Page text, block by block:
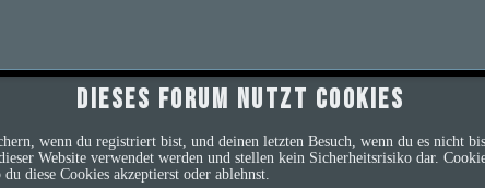
Dieses Forum nutzt Cookies
wenn du registriert bist, und deinen letzten Besuch, wenn du es nicht
Website verwendet werden und stellen kein Sicherheitsrisiko dar.
diese Cookies akzeptierst oder ablehnst.